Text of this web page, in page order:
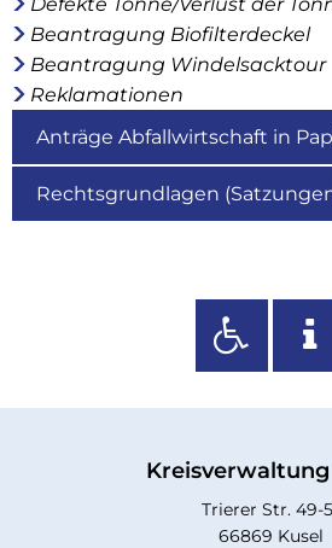
Beantragung Biofilterdeckel
Beantragung Windelsacktour
Reklamationen
Anträge Abfallwirtschaft in
Rechtsgrundlagen
Kreisverwaltung
Trierer Str. 49-
66869 Kusel